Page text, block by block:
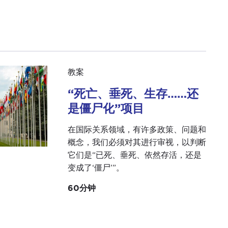
教案
“死亡、垂死、生存……还
是僵尸化”项目
在国际关系领域，有许多政策、问题和
概念，我们必须对其进行审视，以判断
它们是“已死、垂死、依然存活，还是
变成了‘僵尸’”。
60分钟